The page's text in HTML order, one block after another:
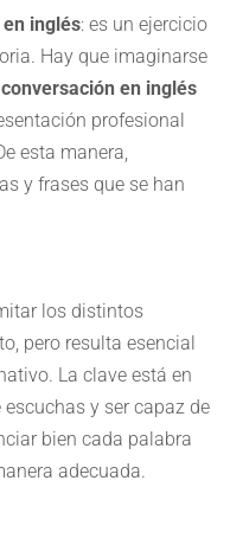
inglés: es un ejercicio
Hay que imaginarse
conversación en inglés
profesional
esta manera,
y frases que se han
los distintos
pero resulta esencial
La clave está en
y ser capaz de
bien cada palabra
adecuada.